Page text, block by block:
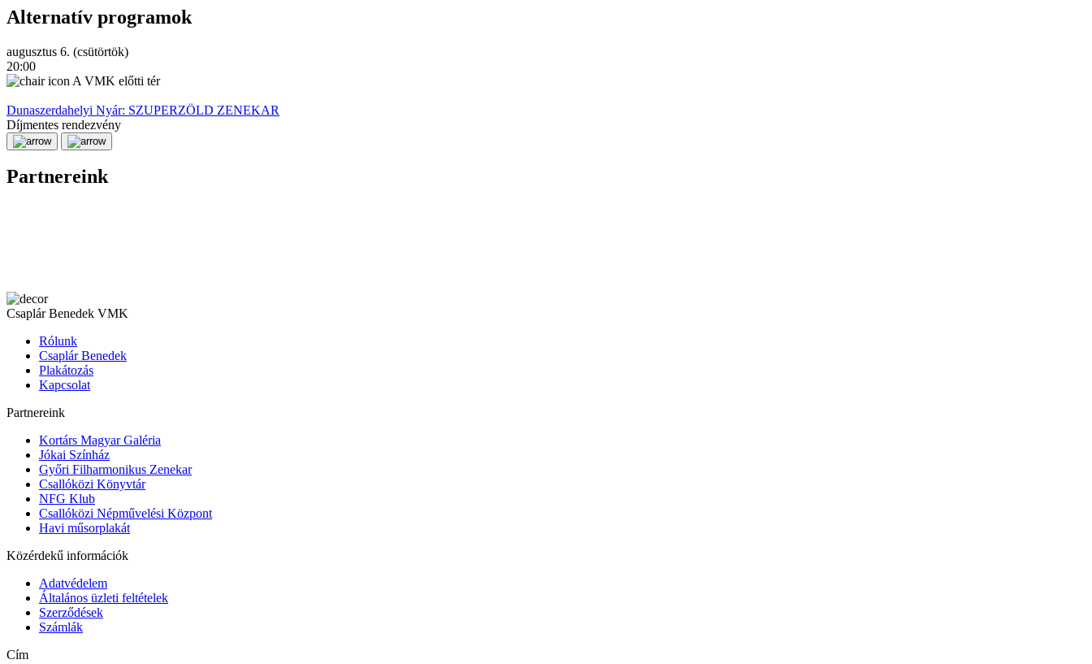
Alternatív programok
augusztus 6. (csütörtök)
20:00
A VMK előtti tér
Dunaszerdahelyi Nyár: SZUPERZÖLD ZENEKAR
Díjmentes rendezvény
Partnereink
Csaplár Benedek VMK
Rólunk
Csaplár Benedek
Plakátozás
Kapcsolat
Partnereink
Kortárs Magyar Galéria
Jókai Színház
Győri Filharmonikus Zenekar
Csallóközi Könyvtár
NFG Klub
Csallóközi Népművelési Központ
Havi műsorplakát
Közérdekű információk
Adatvédelem
Általános üzleti feltételek
Szerződések
Számlák
Cím